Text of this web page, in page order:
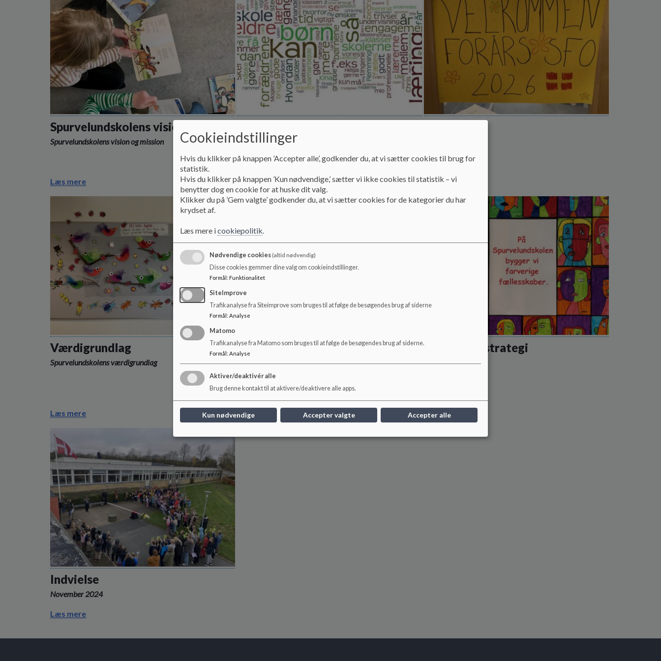
Spurvelundskolens vision
Spurvelundskolens vision og mission
Læs mere
februar 2026
Læs mere Læs mere
Værdigrundlag
Spurvelundskolens værdigrundlag
Læs mere
Rettighedsskole
Spurvelundskolen blev i 2018 certificeret som
rettighedsskole under UNICEF. Det betyder kort
Børnekonvention aktivt i hverdagen på skolen.
Læs mere
Antimobbestrategi
Antimobbestrategi
Læs mere
Indvielse
November 2024
Læs mere
Cookieindstillinger
Hvis du klikker på knappen ’Accepter alle’, godkender du, at vi sætter cookies til brug for
statistik.
Hvis du klikker på knappen ’Kun nødvendige,’ sætter vi ikke cookies til statistik – vi
benytter dog en cookie for at huske dit valg.
Klikker du på ’Gem valgte’ godkender du, at vi sætter cookies for de kategorier du har
krydset af.
Læs mere icookiepolitik.
Nødvendige cookies(altid nødvendig)
Disse cookies gemmer dine valg om cookieindstillinger.
Formål : Funktionalitet
SiteImprove
Trafikanalyse fra Siteimprove som bruges til at følge de besøgendes brug af siderne
Formål : Analyse
Matomo
Trafikanalyse fra Matomo som bruges til at følge de besøgendes brug af siderne.
Formål: Analyse
Aktiver/deaktivér alle
Brug denne kontakt til at aktivere/deaktivere alle apps.
Kun nødvendige Accepter valgte Accepter alle